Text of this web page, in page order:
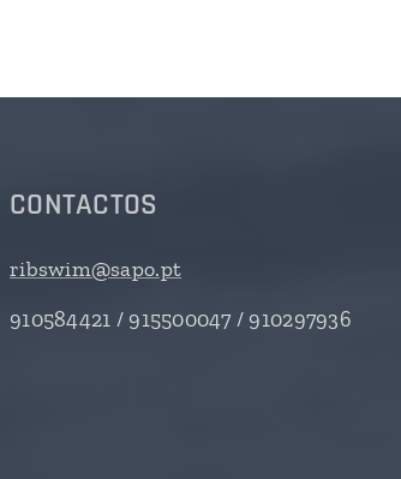
CONTACTOS
ribswim@sapo.pt
910584421 / 915500047 / 910297936